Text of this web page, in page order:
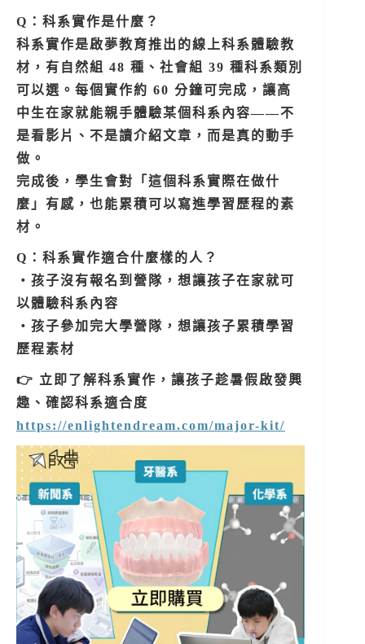
Q：科系實作是什麼？
科系實作是啟夢教育推出的線上科系體驗教
材，有自然組 48 種、社會組 39 種科系類別
可以選。每個實作約 60 分鐘可完成，讓高
中生在家就能親手體驗某個科系內容——不
是看影片、不是讀介紹文章，而是真的動手
做。
完成後，學生會對「這個科系實際在做什
麼」有感，也能累積可以寫進學習歷程的素
材。
Q：科系實作適合什麼樣的人？
・孩子沒有報名到營隊，想讓孩子在家就可
以體驗科系內容
・孩子參加完大學營隊，想讓孩子累積學習
歷程素材
👉 立即了解科系實作，讓孩子趁暑假啟發興
趣、確認科系適合度
https://enlightendream.com/major-kit/